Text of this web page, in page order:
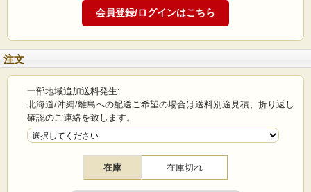
Maternity MAT-6
マタニティ 6ヶ月
商品説明
《ボディ》
注文
一部地域追加送料発生:
北海道/沖縄/離島への配送ご希望の場合は送料別途見積、折り返し
確認のご連絡を致します。
在庫 在庫切れ